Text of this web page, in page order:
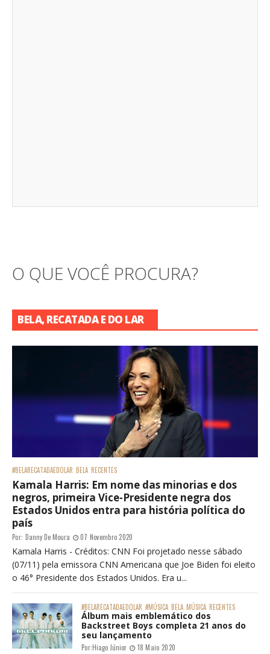
O QUE VOCÊ PROCURA?
BELA, RECATADA E DO LAR
#BELARECATADAEDOLAR BELA RECENTES
Kamala Harris: Em nome das minorias e dos
negros, primeira Vice-Presidente negra dos
Estados Unidos entra para história política do
país
Por: Danny De Moura 07 Novembro 2020
Kamala Harris - Créditos: CNN Foi projetado nesse sábado
(07/11) pela emissora CNN Americana que Joe Biden foi eleito
o 46° Presidente dos Estados Unidos. Era u...
#BELARECATADAEDOLAR #MÚSICA BELA MÚSICA RECENTES
Álbum mais emblemático dos
Backstreet Boys completa 21 anos do
seu lançamento
Por:Hiago Júnior 18 Maio 2020